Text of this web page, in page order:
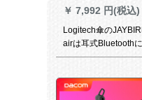
￥ 7,992 円(税込)
Logitech傘の
airは耳式Bluetooth
す。本当に无线运动